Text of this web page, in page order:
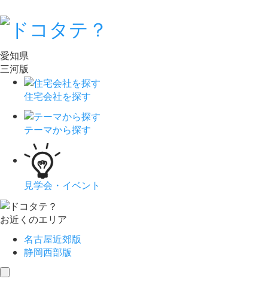
愛知県
三河版
住宅会社を探す
テーマから探す
見学会・イベント
お近くのエリア
名古屋近郊版
静岡西部版
toggle